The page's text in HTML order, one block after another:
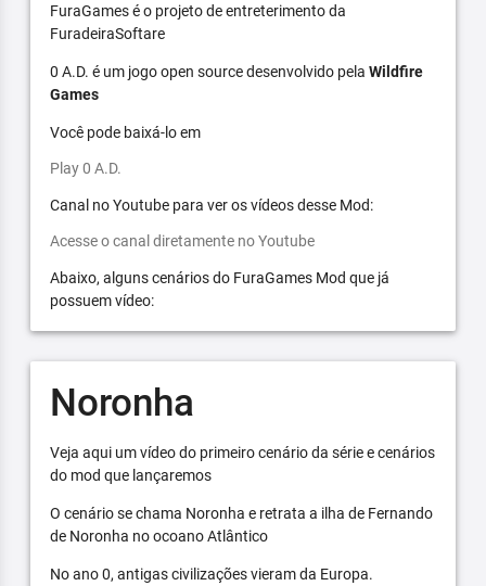
FuraGames é o projeto de entreterimento da
FuradeiraSoftare
0 A.D. é um jogo open source desenvolvido pela Wildfire
Games
Você pode baixá-lo em
Play 0 A.D.
Canal no Youtube para ver os vídeos desse Mod:
Acesse o canal diretamente no Youtube
Abaixo, alguns cenários do FuraGames Mod que já
possuem vídeo:
Noronha
Veja aqui um vídeo do primeiro cenário da série e cenários
do mod que lançaremos
O cenário se chama Noronha e retrata a ilha de Fernando
de Noronha no ocoano Atlântico
No ano 0, antigas civilizações vieram da Europa.